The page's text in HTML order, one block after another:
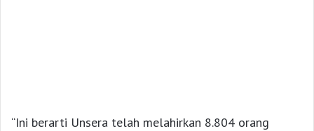
“Ini berarti Unsera telah melahirkan 8.804 orang